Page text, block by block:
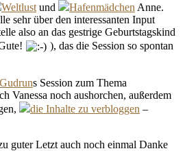
Weltlust und Hafenmädchen Anne.
sehr über den interessanten Input
also an das gestrige Geburtstagskind
), das die Session so spontan
Gudruns Session zum Thema
Vanessa noch aushorchen, außerdem
die Inhalte zu verbloggen –
guter Letzt auch noch einmal Danke